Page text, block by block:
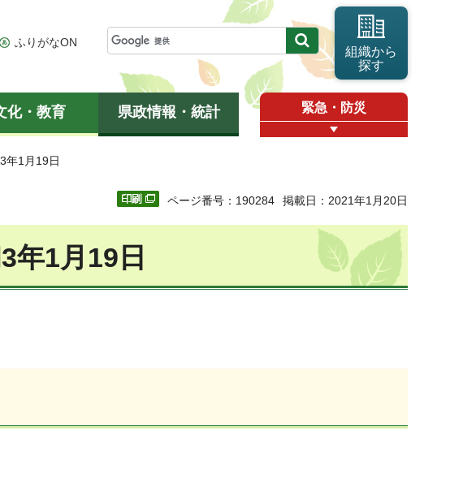
ふりがなON
組織から
探す
化・教育 県政情報・統計 緊急・防災
年1月19日
ページ番号：190284 掲載日：2021年1月20日
年1月19日